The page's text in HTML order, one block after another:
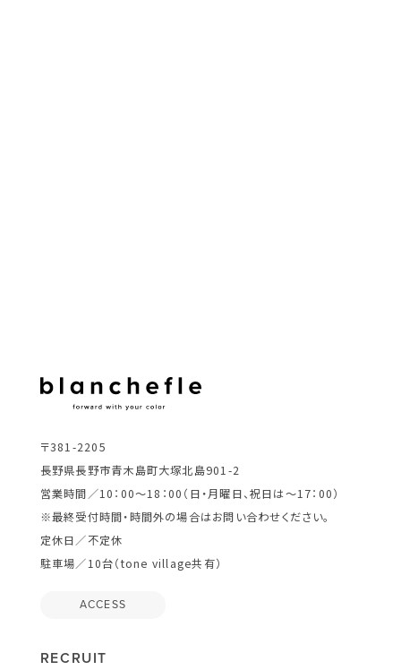
〒381-2205
長野県長野市青木島町大塚北島901-2
営業時間／10：00～18：00（日・月曜日、祝日は～17：00）
※最終受付時間・時間外の場合はお問い合わせください。
定休日／不定休
駐車場／10台（tone village共有）
ACCESS
RECRUIT